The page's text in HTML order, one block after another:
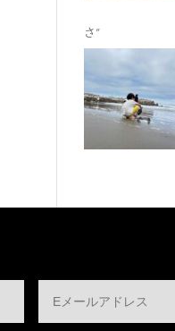
さ”